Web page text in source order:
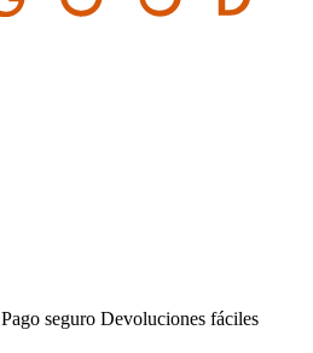
Pago seguro Devoluciones fáciles